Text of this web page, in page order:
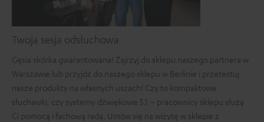
Twoja sesja odsłuchowa
Gęsia skórka gwarantowana! Zajrzyj do sklepu naszego partnera w
Warszawie lub przyjdź do naszego sklepu w Berlinie i przetestuj
nasze produkty na własnych uszach! Czy to kompaktowe
słuchawki, czy systemy dźwiękowe 5.1 – pracownicy sklepu służą
Ci pomocą i fachową radą. Umów się na wizytę w sklepie z